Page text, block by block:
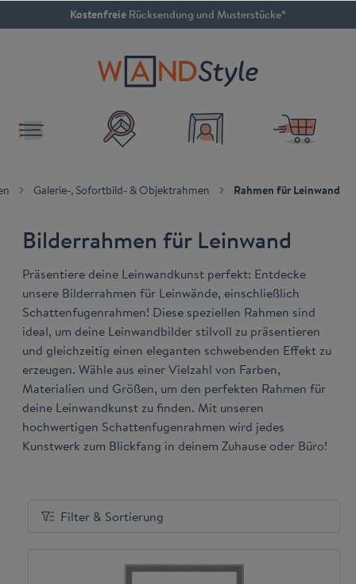
springenKostenfreie Rücksendung und Musterstücke*
Galerie-, Sofortbild- & Objektrahmen Rahmen für Leinwand
Bilderrahmen für Leinwand
Präsentiere deine Leinwandkunst perfekt: Entdecke
unsere Bilderrahmen für Leinwände, einschließlich
Schattenfugenrahmen! Diese speziellen Rahmen sind
ideal, um deine Leinwandbilder stilvoll zu präsentieren
und gleichzeitig einen eleganten schwebenden Effekt zu
erzeugen. Wähle aus einer Vielzahl von Farben,
Materialien und Größen, um den perfekten Rahmen für
deine Leinwandkunst zu finden. Mit unseren
hochwertigen Schattenfugenrahmen wird jedes
Kunstwerk zum Blickfang in deinem Zuhause oder Büro!
Filter & Sortierung